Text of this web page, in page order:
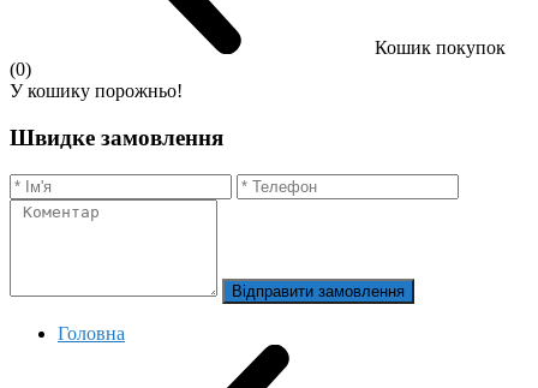
Кошик покупок
(0)
У кошику порожньо!
Швидке замовлення
Відправити замовлення
Головна